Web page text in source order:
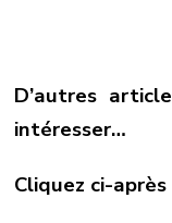
D’autres
intéresser…
Cliquez ci-